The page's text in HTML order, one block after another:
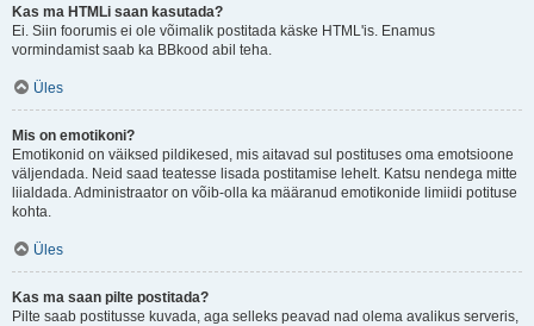
Kas ma HTMLi saan kasutada?
Ei. Siin foorumis ei ole võimalik postitada käske HTML'is. Enamus
vormindamist saab ka BBkood abil teha.
Üles
Mis on emotikoni?
Emotikonid on väiksed pildikesed, mis aitavad sul postituses oma emotsioone
väljendada. Neid saad teatesse lisada postitamise lehelt. Katsu nendega mitte
liialdada. Administraator on võib-olla ka määranud emotikonide limiidi potituse
kohta.
Üles
Kas ma saan pilte postitada?
Pilte saab postitusse kuvada, aga selleks peavad nad olema avalikus serveris,